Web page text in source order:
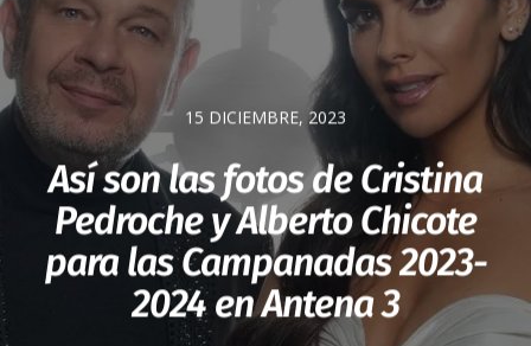
15 DICIEMBRE, 2023
Así son las fotos de Cristina
Pedroche y Alberto Chicote
para las Campanadas 2023-
2024 en Antena 3